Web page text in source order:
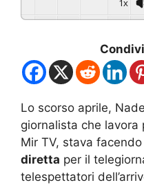
1x
Lo scorso aprile,
giornalista che lavora
Mir TV, stava
diretta per il
telespettatori